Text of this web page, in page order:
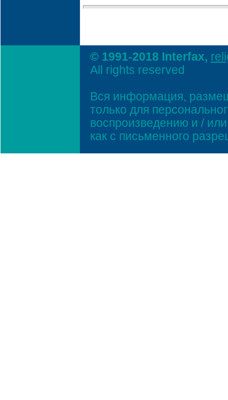
© 1991-2018 Interfax,
All rights reserved
Вся информация,
только для
воспроизведению и /
как с письменного